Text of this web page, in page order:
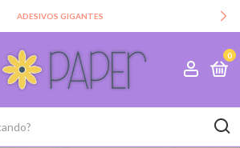
ADESIVOS GIGANTES
0